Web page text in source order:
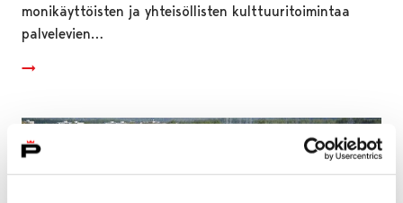
monikäyttöisten ja yhteisöllisten kulttuuritoimintaa
palvelevien…